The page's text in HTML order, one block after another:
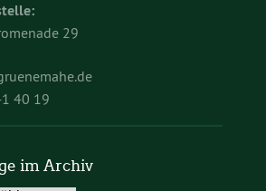
29
40 19
im Archiv